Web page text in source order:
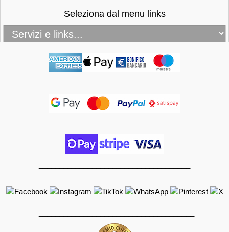
Seleziona dal menu links